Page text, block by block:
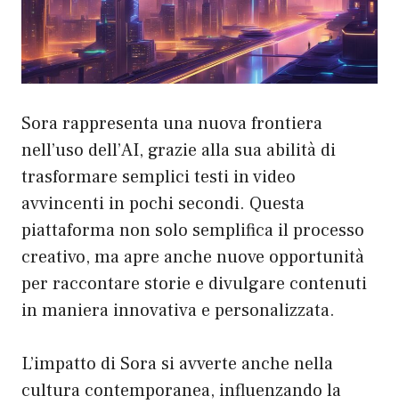
Sora rappresenta una nuova frontiera
nell’uso dell’AI, grazie alla sua abilità di
trasformare semplici testi in video
avvincenti in pochi secondi. Questa
piattaforma non solo semplifica il processo
creativo, ma apre anche nuove opportunità
per raccontare storie e divulgare contenuti
in maniera innovativa e personalizzata.
L’impatto di Sora si avverte anche nella
cultura contemporanea, influenzando la